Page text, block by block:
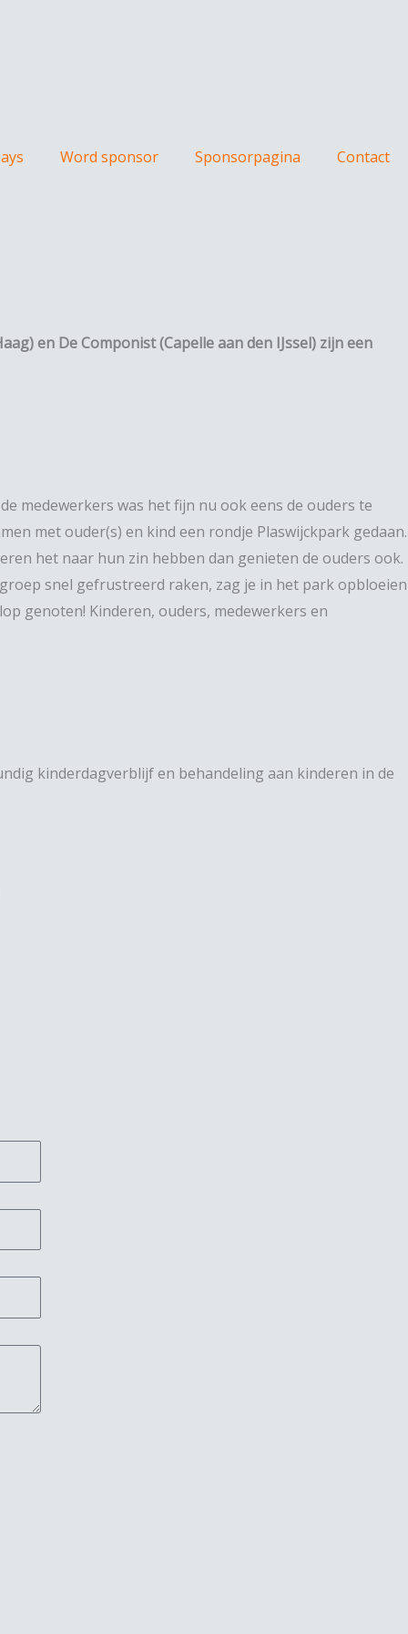
Word sponsor Sponsorpagina Contact
en De Componist (Capelle aan den IJssel) zijn een
medewerkers was het fijn nu ook eens de ouders te
met ouder(s) en kind een rondje Plaswijckpark gedaan.
het naar hun zin hebben dan genieten de ouders ook.
snel gefrustreerd raken, zag je in het park opbloeien
genoten! Kinderen, ouders, medewerkers en
kinderdagverblijf en behandeling aan kinderen in de